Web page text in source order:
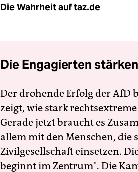
Die Wahrheit auf taz.de
Die Engagierten stärken
Der drohende Erfolg der AfD
zeigt, wie stark
Gerade jetzt braucht es
allem mit den Menschen, die
Zivilgesellschaft einsetzen.
beginnt im Zentrum". Die